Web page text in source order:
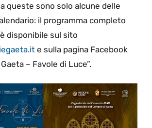
queste sono solo alcune delle
il programma completo
disponibile sul sito
e sulla pagina Facebook
– Favole di Luce”.